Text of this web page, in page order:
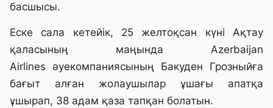
басшысы.
Еске сала кетейік, 25 желтоқсан күні Ақтау
қаласының маңында Azerbaijan
Airlines әуекомпаниясының Бакуден Грозныйға
бағыт алған жолаушылар ұшағы апатқа
ұшырап, 38 адам қаза тапқан болатын.